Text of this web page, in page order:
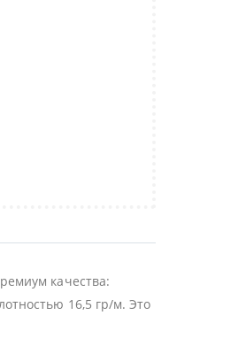
качества:
16,5 гр/м. Это